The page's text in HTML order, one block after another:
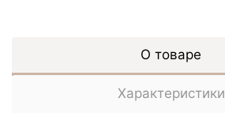
О товаре
Характеристики